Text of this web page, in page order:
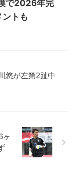
で2026年完
トも
悠が左第2趾中
ヶ